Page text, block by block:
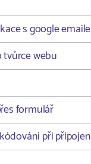
s google
webu
formulář
při